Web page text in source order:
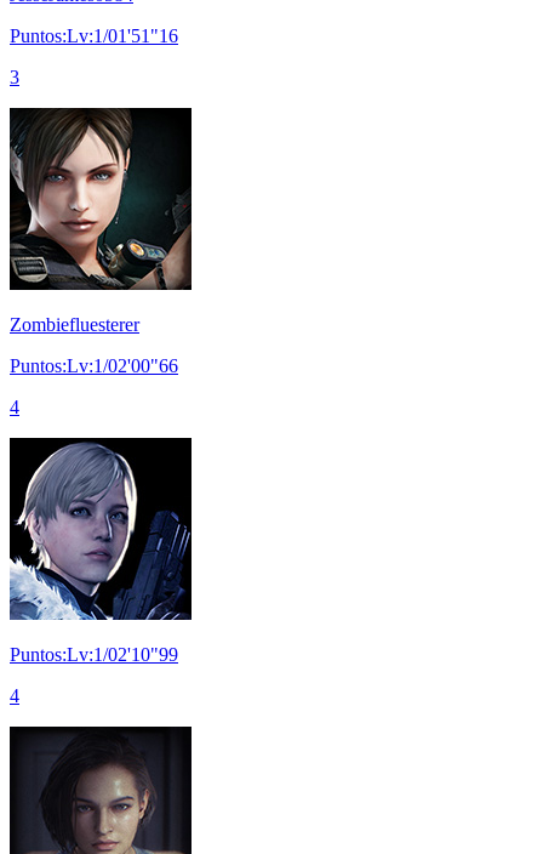
Puntos:Lv:1/01'51"16
3
Zombiefluesterer
Puntos:Lv:1/02'00"66
4
Puntos:Lv:1/02'10"99
4